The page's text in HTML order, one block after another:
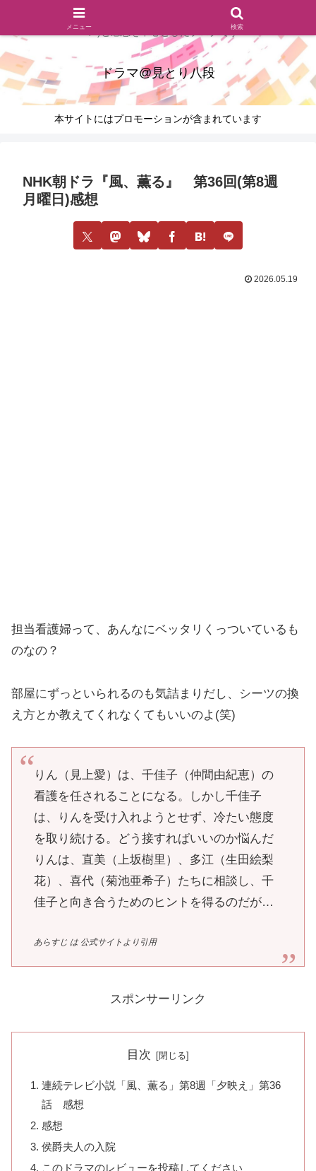
ドラマのシーンとセリフを切り取ったあらすじレビュー(復習ネタ
バレ)と感想を中心としたブログです
ドラマ@見とり八段
本サイトにはプロモーションが含まれています
NHK朝ドラ『風、薫る』 第36回(第8週
月曜日)感想
2026.05.19
担当看護婦って、あんなにベッタリくっついているも
のなの？
部屋にずっといられるのも気詰まりだし、シーツの換
え方とか教えてくれなくてもいいのよ(笑)
りん（見上愛）は、千佳子（仲間由紀恵）の
看護を任されることになる。しかし千佳子
は、りんを受け入れようとせず、冷たい態度
を取り続ける。どう接すればいいのか悩んだ
りんは、直美（上坂樹里）、多江（生田絵梨
花）、喜代（菊池亜希子）たちに相談し、千
佳子と向き合うためのヒントを得るのだが…
あらすじ は 公式サイトより引用
スポンサーリンク
目次
連続テレビ小説「風、薫る」第8週「夕映え」第36
話 感想
感想
侯爵夫人の入院
このドラマのレビューを投稿してください
メニュー 検索